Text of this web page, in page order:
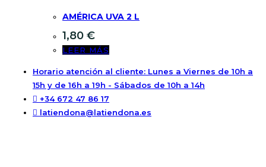
AMÉRICA UVA 2 L
1,80 €
LEER MÁS
Horario atención al cliente: Lunes a Viernes de 10h a
15h y de 16h a 19h - Sábados de 10h a 14h
+34 672 47 86 17
latiendona@latiendona.es